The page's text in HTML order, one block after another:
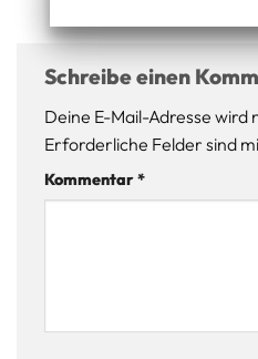
Schreibe einen
Deine E-Mail-Adresse
Erforderliche Felder sind
Kommentar*